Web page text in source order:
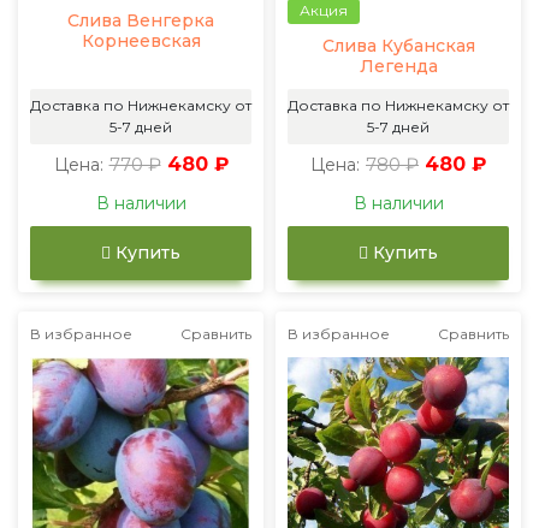
Слива Венгерка
Корнеевская
Доставка по Нижнекамску от
5-7 дней
Цена: 770 ₽ 480 ₽
В наличии
Купить
Акция
Слива Кубанская
Легенда
Доставка по Нижнекамску от
5-7 дней
Цена: 780 ₽ 480 ₽
В наличии
Купить
В избранное Сравнить В избранное Сравнить